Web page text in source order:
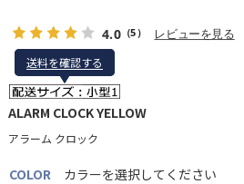
4.0（5） レビューを見る
送料を確認する
送料を確認する
ALARM CLOCK YELLOW
アラーム クロック
COLOR
カラーを選択してください